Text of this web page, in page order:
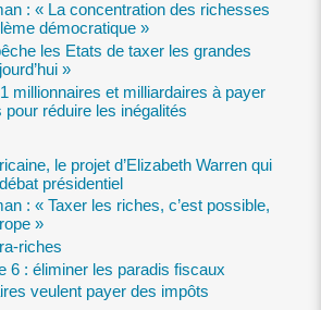
: « La concentration des richesses
démocratique »
les Etats de taxer les grandes
»
millionnaires et milliardaires à payer
pour réduire les inégalités
le projet d’Elizabeth Warren qui
présidentiel
: « Taxer les riches, c’est possible,
»
riches
6 : éliminer les paradis fiscaux
veulent payer des impôts